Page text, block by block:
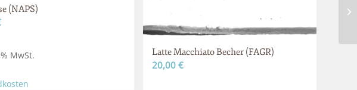
(NAPS)
MwSt.
Latte Macchiato Becher (FAGR)
20,00 €